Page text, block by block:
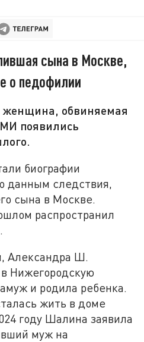
сына в Москве,
о педофилии
женщина, обвиняемая
появились
биографии
данным следствия,
сына в Москве.
распространил
Александра Ш.
Нижегородскую
и родила ребенка.
жить в доме
году Шалина заявила
муж на